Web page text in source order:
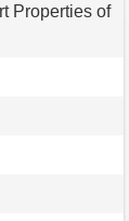
Properties of